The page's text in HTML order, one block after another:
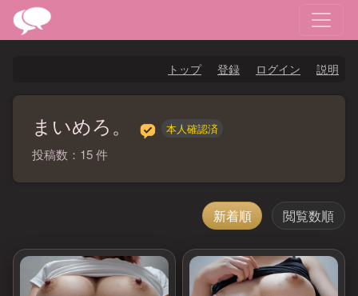
トップ 登録 ログイン 説明
まいめろ。 本人確認済
投稿数：15 件
新着順 閲覧数順